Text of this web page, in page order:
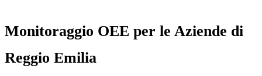
Monitoraggio OEE per le Aziende di
Reggio Emilia